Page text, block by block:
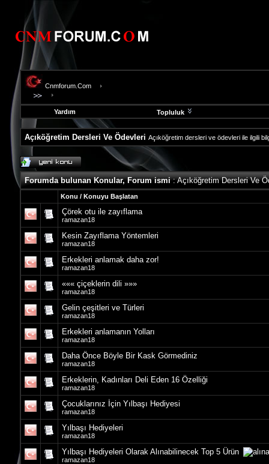
Cnmforum.Com
Yardım Topluluk
Açıköğretim Dersleri Ve Ödevleri Açıköğretim dersleri ve ödevleri ile ilgili
evooli
fethiye
escort
gaziantep
gaziantep
escort
Forumda bulunan Konular, Forum ismi: Açıköğretim Dersleri Ve
Konu / Konuyu Başlatan
Çörek otu ile zayıflama
ramazan18
Kesin Zayıflama Yöntemleri
ramazan18
Erkekleri anlamak daha zor!
ramazan18
««« çiçeklerin dili »»»
ramazan18
Gelin çeşitleri ve Türleri
ramazan18
Erkekleri anlamanın Yolları
ramazan18
Daha Önce Böyle Bir Kask Görmediniz
ramazan18
Erkeklerin, Kadınları Deli Eden 16 Özelliği
ramazan18
Çocuklarınız İçin Yılbaşı Hediyesi
ramazan18
Yılbaşı Hediyeleri
ramazan18
Yılbaşı Hediyeleri Olarak Alınabilinecek Top 5 Ürün
ramazan18